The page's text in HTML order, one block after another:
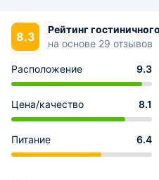
8.3
Рейтинг
на основе 29 отзывов
Расположение 9.3
Цена/качество 8.1
Питание 6.4